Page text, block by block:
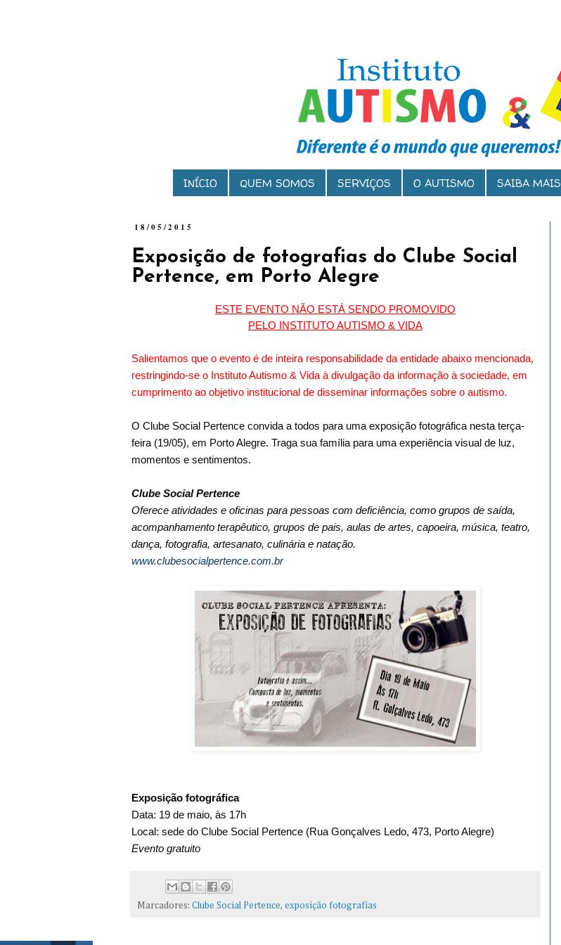
INÍCIO QUEM SOMOS SERVIÇOS O AUTISMO SAIBA MAIS
18/05/2015
Exposição de fotografias do Clube Social
Pertence, em Porto Alegre
ESTE EVENTO NÃO ESTÁ SENDO PROMOVIDO
PELO INSTITUTO AUTISMO & VIDA
Salientamos que o evento é de inteira responsabilidade da entidade abaixo mencionada,
restringindo-se o Instituto Autismo & Vida à divulgação da informação à sociedade, em
cumprimento ao objetivo institucional de disseminar informações sobre o autismo.
O Clube Social Pertence convida a todos para uma exposição fotográfica nesta terça-
feira (19/05), em Porto Alegre. Traga sua família para uma experiência visual de luz,
momentos e sentimentos.
Clube Social Pertence
Oferece atividades e oficinas para pessoas com deficiência, como grupos de saída,
acompanhamento terapêutico, grupos de pais, aulas de artes, capoeira, música, teatro,
dança, fotografia, artesanato, culinária e natação.
www.clubesocialpertence.com.br
Exposição fotográfica
Data: 19 de maio, às 17h
Local: sede do Clube Social Pertence (Rua Gonçalves Ledo, 473, Porto Alegre)
Evento gratuito
Marcadores: Clube Social Pertence, exposição fotografias